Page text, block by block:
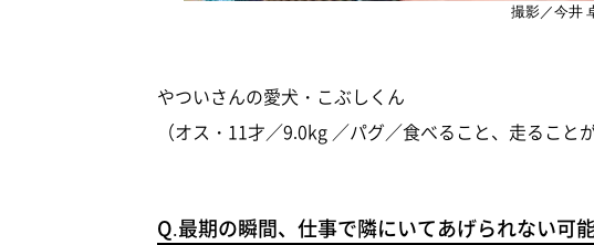
撮影／今井
やついさんの愛犬・こぶしくん
（オス・11才／9.0kg ／パグ／食べること、走ること
Q.最期の瞬間、仕事で隣にいてあげられない可